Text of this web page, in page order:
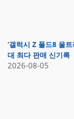
‘갤럭시 Z 폴드8 울
대 최다 판매 신기록
2026-08-05